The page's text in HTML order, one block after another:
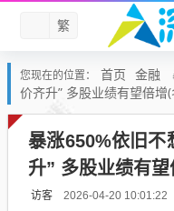
繁
您现在的位置： 首页 金融
价齐升” 多股业绩有望倍增
暴涨650%依旧不
升” 多股业绩有
访客 2026-04-20 10:01:22